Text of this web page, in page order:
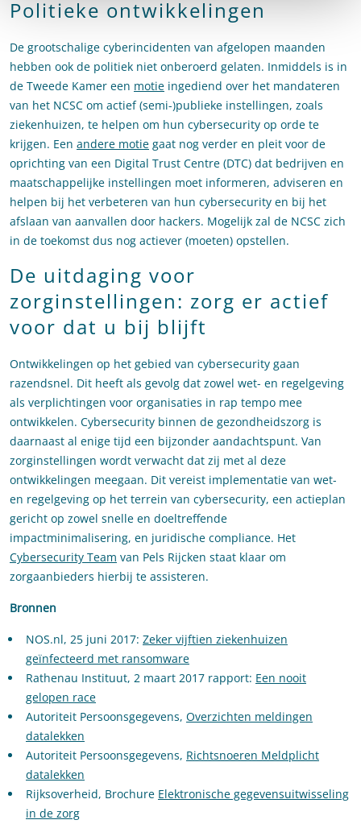
Politieke ontwikkelingen
De grootschalige cyberincidenten van afgelopen maanden
hebben ook de politiek niet onberoerd gelaten. Inmiddels is in
de Tweede Kamer een motie ingediend over het mandateren
van het NCSC om actief (semi-)publieke instellingen, zoals
ziekenhuizen, te helpen om hun cybersecurity op orde te
krijgen. Een andere motie gaat nog verder en pleit voor de
oprichting van een Digital Trust Centre (DTC) dat bedrijven en
maatschappelijke instellingen moet informeren, adviseren en
helpen bij het verbeteren van hun cybersecurity en bij het
afslaan van aanvallen door hackers. Mogelijk zal de NCSC zich
in de toekomst dus nog actiever (moeten) opstellen.
De uitdaging voor
zorginstellingen: zorg er actief
voor dat u bij blijft
Ontwikkelingen op het gebied van cybersecurity gaan
razendsnel. Dit heeft als gevolg dat zowel wet- en regelgeving
als verplichtingen voor organisaties in rap tempo mee
ontwikkelen. Cybersecurity binnen de gezondheidszorg is
daarnaast al enige tijd een bijzonder aandachtspunt. Van
zorginstellingen wordt verwacht dat zij met al deze
ontwikkelingen meegaan. Dit vereist implementatie van wet-
en regelgeving op het terrein van cybersecurity, een actieplan
gericht op zowel snelle en doeltreffende
impactminimalisering, en juridische compliance. Het
Cybersecurity Team van Pels Rijcken staat klaar om
zorgaanbieders hierbij te assisteren.
Bronnen
NOS.nl, 25 juni 2017: Zeker vijftien ziekenhuizen
geïnfecteerd met ransomware
Rathenau Instituut, 2 maart 2017 rapport: Een nooit
gelopen race
Autoriteit Persoonsgegevens, Overzichten meldingen
datalekken
Autoriteit Persoonsgegevens, Richtsnoeren Meldplicht
datalekken
Rijksoverheid, Brochure Elektronische gegevensuitwisseling
in de zorg